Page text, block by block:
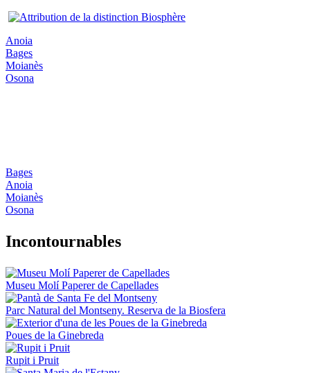
Anoia
Bages
Moianès
Osona
Bages
Anoia
Moianès
Osona
Incontournables
Museu Molí Paperer de Capellades
Parc Natural del Montseny. Reserva de la Biosfera
Poues de la Ginebreda
Rupit i Pruit